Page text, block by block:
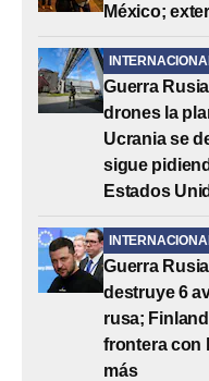
México;
Guerra
drones la
Ucrania se
sigue
Estados
Guerra
destruye 6
rusa;
frontera con
más